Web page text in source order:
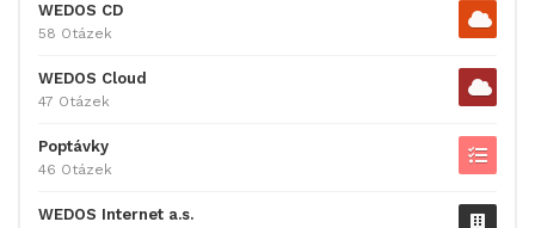
WEDOS CD
58 Otázek
WEDOS Cloud
47 Otázek
Poptávky
46 Otázek
WEDOS Internet a.s.